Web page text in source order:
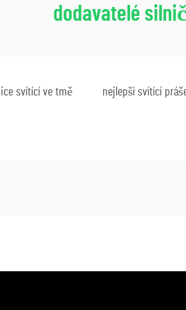
dodavatelé
svítící ve tmě nejlepší svítící